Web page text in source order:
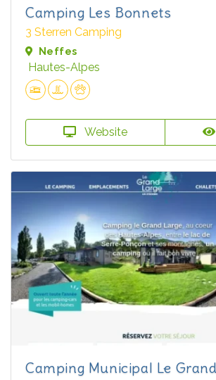
Camping Les Bonnets
3 Sterren Camping
Neffes
Hautes-Alpes
Website
Camping Municipal Le